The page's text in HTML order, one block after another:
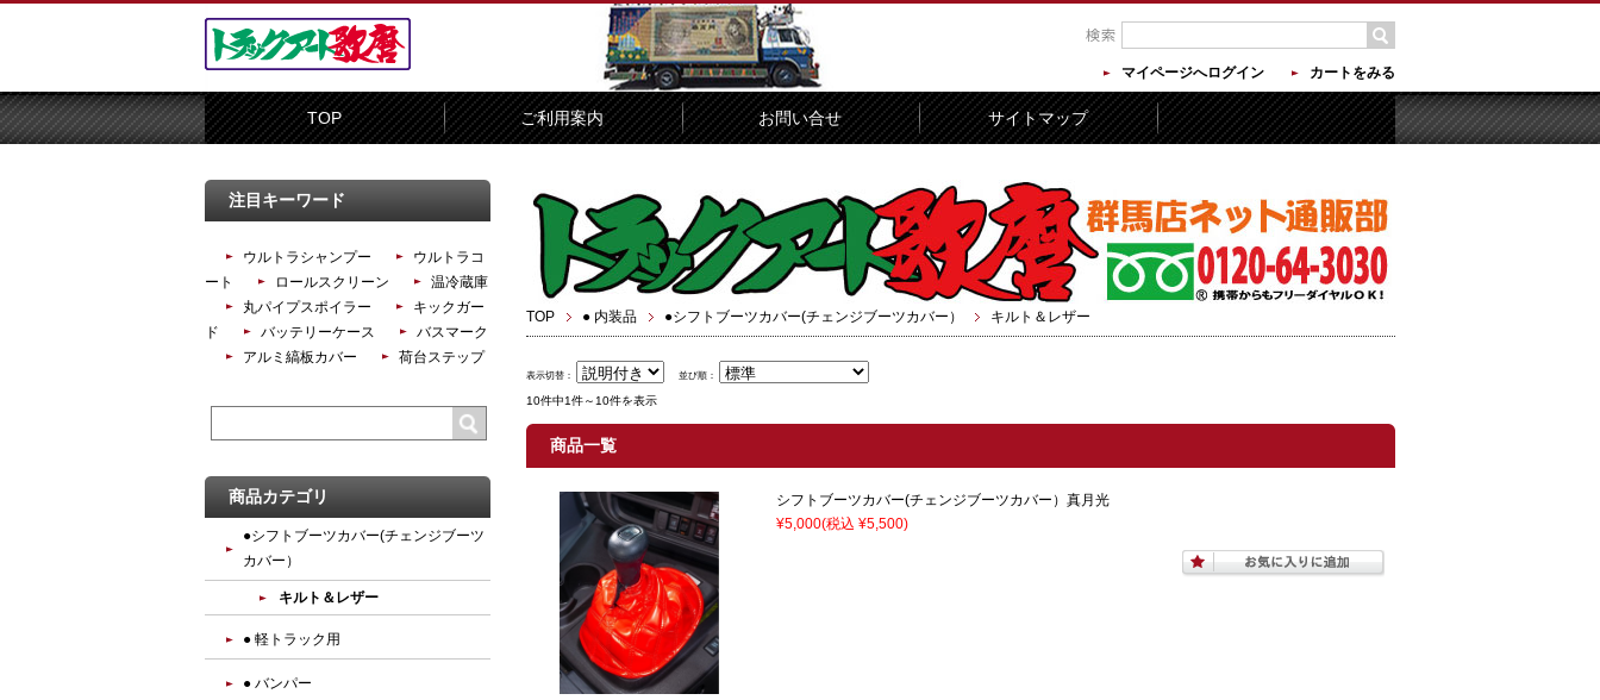
マイページへログイン カートをみる
TOP ご利用案内 お問い合せ サイトマップ
TOP ● 内装品 ●シフトブーツカバー(チェンジブーツカバー） キルト＆レザー
表示切替： 並び順：
10件中1件～10件を表示
商品一覧
シフトブーツカバー(チェンジブーツカバー）真月光
¥5,000(税込 ¥5,500)
注目キーワード
ウルトラシャンプー
ウルトラコ
ート
ロールスクリーン
温冷蔵庫
丸パイプスポイラー
キックガー
ド
バッテリーケース
バスマーク
アルミ縞板カバー
荷台ステップ
商品カテゴリ
●シフトブーツカバー(チェンジブーツ
カバー）
キルト＆レザー
● 軽トラック用
● バンパー